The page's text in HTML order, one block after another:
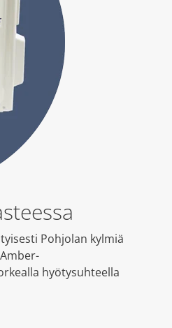
Pohjolan kylmiä
hyötysuhteella